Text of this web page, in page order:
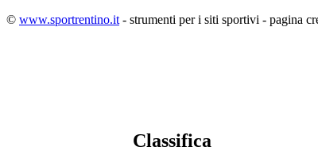
© www.sportrentino.it - strumenti per i siti sportivi - pagina
Classifica